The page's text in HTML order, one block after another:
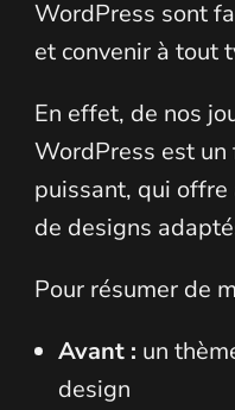
WordPress sont
et convenir à tout
En effet, de nos
WordPress est
puissant, qui
de designs
Pour résumer de
Avant : un
design